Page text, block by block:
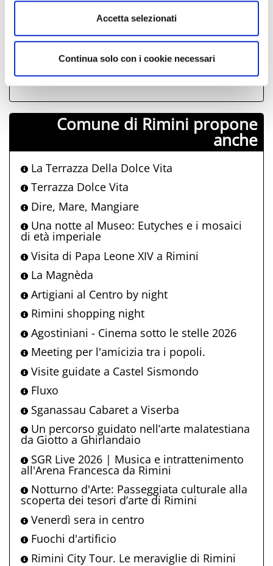
Accetta selezionati
Continua solo con i cookie necessari
15 16
19
20 21 22 23 24
25
Comune di Rimini propone
anche
La Terrazza Della Dolce Vita
Terrazza Dolce Vita
Dire, Mare, Mangiare
Una notte al Museo: Eutyches e i mosaici
di età imperiale
Visita di Papa Leone XIV a Rimini
La Magnèda
Artigiani al Centro by night
Rimini shopping night
Agostiniani - Cinema sotto le stelle 2026
Meeting per l'amicizia tra i popoli.
Visite guidate a Castel Sismondo
Fluxo
Sganassau Cabaret a Viserba
Un percorso guidato nell’arte malatestiana
da Giotto a Ghirlandaio
SGR Live 2026 | Musica e intrattenimento
all'Arena Francesca da Rimini
Notturno d'Arte: Passeggiata culturale alla
scoperta dei tesori d’arte di Rimini
Venerdì sera in centro
Fuochi d'artificio
Rimini City Tour. Le meraviglie di Rimini